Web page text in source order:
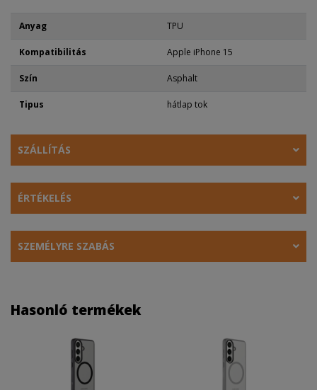
Anyag TPU
Kompatibilitás Apple iPhone 15
Szín Asphalt
Tipus hátlap tok
SZÁLLÍTÁS
ÉRTÉKELÉS
SZEMÉLYRE SZABÁS
Hasonló termékek